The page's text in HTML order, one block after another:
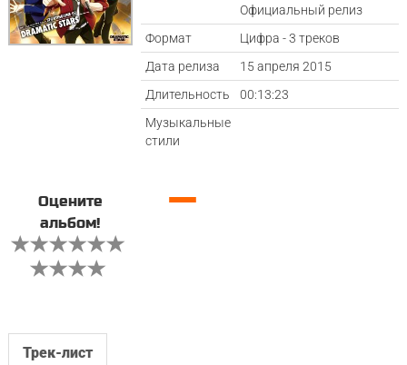
Официальный релиз
Формат
Цифра - 3 треков
Дата релиза
15 апреля 2015
Длительность
00:13:23
Музыкальные
стили
Оцените
альбом!
—
Трек-лист